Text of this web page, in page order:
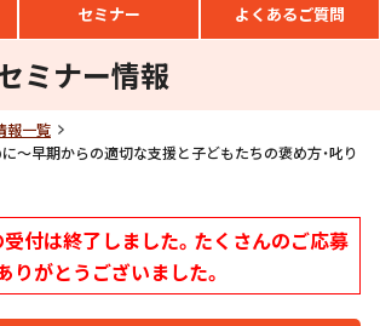
セミナー よくあるご質問
ミナー情報
報一覧
～早期からの適切な支援と子どもたちの褒め方・叱り
付は終了しました。たくさんのご応募
りがとうございました。